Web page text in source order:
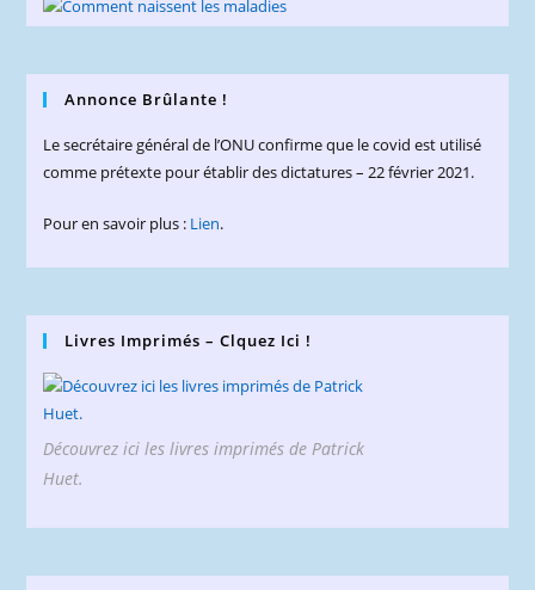
Annonce Brûlante !
Le secrétaire général de l’ONU confirme que le covid est utilisé
comme prétexte pour établir des dictatures – 22 février 2021.
Pour en savoir plus : Lien.
Livres Imprimés – Clquez Ici !
Découvrez ici les livres imprimés de Patrick
Huet.